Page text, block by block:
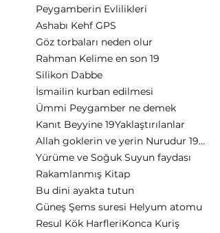
Peygamberin Evlilikleri
Ashabı Kehf GPS
Göz torbaları neden olur
Rahman Kelime en son 19
Silikon Dabbe
İsmailin kurban edilmesi
Ümmi Peygamber ne demek
Kanıt Beyyine 19Yaklaştırılanlar
Allah goklerin ve yerin Nurudur 19 harf
Yürüme ve Soğuk Suyun faydası
Rakamlanmış Kitap
Bu dini ayakta tutun
Güneş Şems suresi Helyum atomu
Resul Kök HarfleriKonca Kuriş